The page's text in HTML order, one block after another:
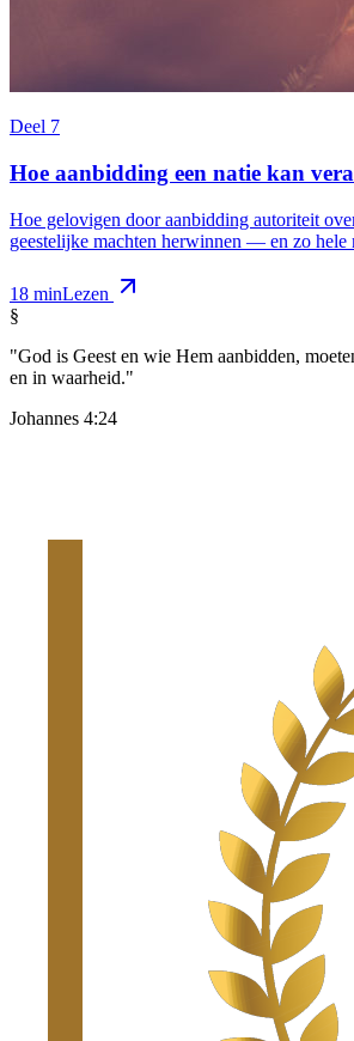
Deel 7
Hoe aanbidding een natie kan
Hoe gelovigen door aanbidding autoriteit
geestelijke machten herwinnen — en zo hele
18 minLezen
§
"God is Geest en wie Hem aanbidden,
en in waarheid."
Johannes 4:24